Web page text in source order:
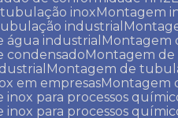
tubulação inox
industrial
água industrial
condensado
Montagem
Montagem de
em empresas
inox para processos
inox para processos